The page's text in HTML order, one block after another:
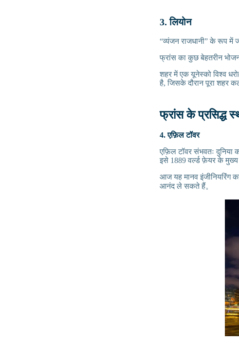
3. लियोन
“व्यंजन राजधानी” के रूप में
फ्रांस का कुछ बेहतरीन भोजन
शहर में एक यूनेस्को विश्व
है, जिसके दौरान पूरा शहर
फ्रांस के प्रसिद्ध
4. एफ़िल टॉवर
एफ़िल टॉवर संभवतः दुनिया
इसे 1889 वर्ल्ड फ़ेयर के
आज यह मानव इंजीनियरिंग
आनंद ले सकते हैं。